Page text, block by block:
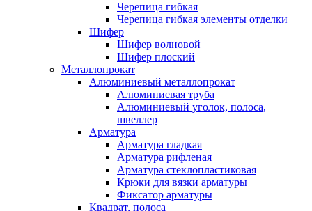
Черепица гибкая
Черепица гибкая элементы отделки
Шифер
Шифер волновой
Шифер плоский
Металлопрокат
Алюминиевый металлопрокат
Алюминиевая труба
Алюминиевый уголок, полоса,
швеллер
Арматура
Арматура гладкая
Арматура рифленая
Арматура стеклопластиковая
Крюки для вязки арматуры
Фиксатор арматуры
Квадрат, полоса